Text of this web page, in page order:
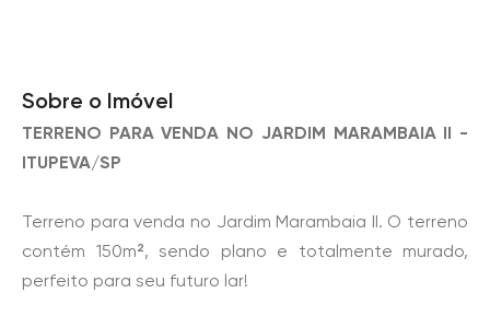
Sobre o Imóvel
TERRENO PARA VENDA NO JARDIM MARAMBAIA II -
ITUPEVA/SP
Terreno para venda no Jardim Marambaia II. O terreno
contém 150m², sendo plano e totalmente murado,
perfeito para seu futuro lar!